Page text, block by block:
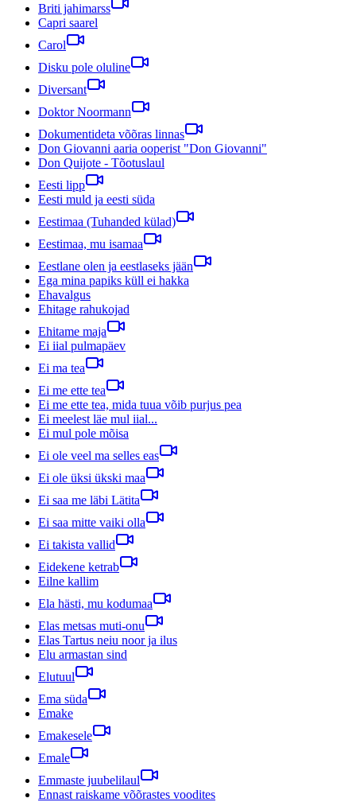
Briti jahimarss
Capri saarel
Carol
Disku pole oluline
Diversant
Doktor Noormann
Dokumentideta võõras linnas
Don Giovanni aaria ooperist "Don Giovanni"
Don Quijote - Tõotuslaul
Eesti lipp
Eesti muld ja eesti süda
Eestimaa (Tuhanded külad)
Eestimaa, mu isamaa
Eestlane olen ja eestlaseks jään
Ega mina papiks küll ei hakka
Ehavalgus
Ehitage rahukojad
Ehitame maja
Ei iial pulmapäev
Ei ma tea
Ei me ette tea
Ei me ette tea, mida tuua võib purjus pea
Ei meelest läe mul iial...
Ei mul pole mõisa
Ei ole veel ma selles eas
Ei ole üksi ükski maa
Ei saa me läbi Lätita
Ei saa mitte vaiki olla
Ei takista vallid
Eidekene ketrab
Eilne kallim
Ela hästi, mu kodumaa
Elas metsas muti-onu
Elas Tartus neiu noor ja ilus
Elu armastan sind
Elutuul
Ema süda
Emake
Emakesele
Emale
Emmaste juubelilaul
Ennast raiskame võõrastes voodites